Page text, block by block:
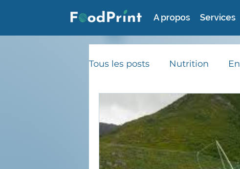
A propos Services
Tous les posts Nutrition
Consommation durable
Gaspillage alimentaire